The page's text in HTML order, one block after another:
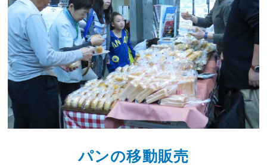
パンの移動販売